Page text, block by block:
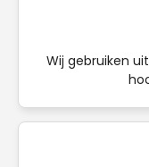
Wij gebruiken